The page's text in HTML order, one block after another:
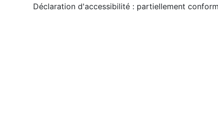
Déclaration d'accessibilité : partiellement